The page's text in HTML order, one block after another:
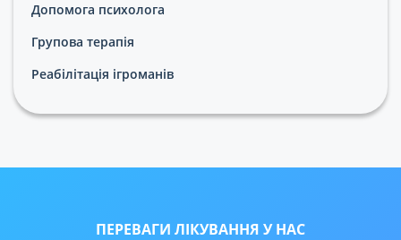
Допомога психолога
Групова терапія
Реабілітація ігроманів
ПЕРЕВАГИ ЛІКУВАННЯ У НАС